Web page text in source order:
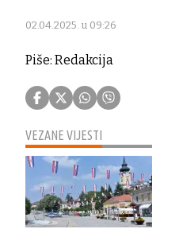
02.04.2025. u 09:26
Piše: Redakcija
VEZANE VIJESTI